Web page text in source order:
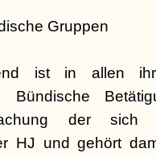
Gruppen
ist in allen
Bündische
der sich
HJ und gehört